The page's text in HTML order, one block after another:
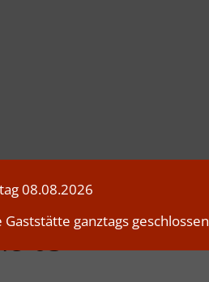
03
08.08.2026
Gaststätte ganztags geschlossen